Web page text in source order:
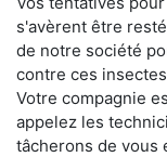
s'avèrent être
de notre société
contre ces
Votre compagnie
appelez les
tâcherons de vous